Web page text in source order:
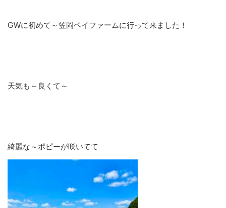
GWに初めて～笠岡ベイファームに行って来ました！
天気も～良くて～
綺麗な～ポピーが咲いてて